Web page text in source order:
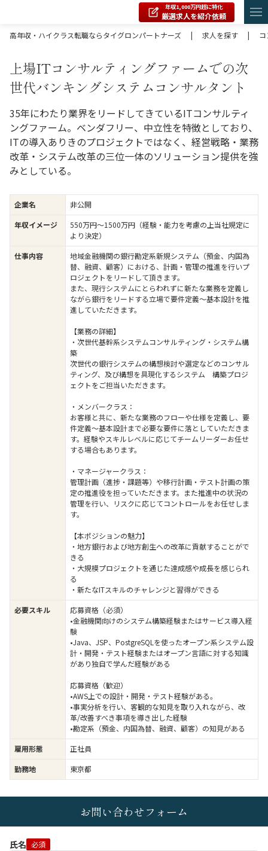
年収1,000万円超に特化
厳選求人を紹介依頼
高年収・ハイクラス転職ならタイグロンパートナーズ
| 求人を探す |
上場ITコンサルティングファームでの次
世代バンキングシステムコンサルタント
35年にわたり業界をリードしてきているITコンサルティ
ングファーム。ベンダフリー、中立性を特徴としており、
ITの導入ありきのプロジェクトではなく、経営戦略・業務
改革・システム改革の三位一体のソリューション提供を強
みとしている。
企業名
非公開
年収イメージ
550万円〜1500万円（経験・能力を考慮の上当社規定に
より決定）
仕事内容
地域金融機関の銀行勘定系新規システム（預金、内国為
替、融資、顧客）における、計画・管理の推進を行いプ
ロジェクトをリードして頂きます。
また、現行システムにとらわれずに新たな業務を定義し
ながら銀行をリードする立場で要件定義～基本設計を推
進していただきます。
【業務の詳細】
・次世代基幹系システムコンサルティング・システム構
築
次世代の銀行システムの構想検討や選定などのコンサル
ティング、及び構想を具現化するシステム 構築プロジ
ェクトをご担当いただきます。
・メンバークラス：
お客様と共に、新たな業務のフローや仕様を定義し、要
件定義～基本設計まで必要な要件に落としていただきま
す。経験やスキルレベルに応じてチームリーダーお任せ
する場合もあります。
・マネージャークラス：
管理計画（進捗・課題等）や移行計画・テスト計画の策
定の推進役を担っていただきます。また推進中の状況の
管理を行い、リスクに応じてコントロールをお任せしま
す。
【本ポジションの魅力】
・地方銀行および地方創生への改革に貢献することがで
きる
・大規模プロジェクトを通じた達成感や成長を感じられ
る
・新たなITスキルのチャレンジと習得ができる
必要スキル
応募資格（必須）
•金融機関向けのシステム構築経験またはサービス導入経
験
•Java、JSP、PostgreSQLを使ったオープン系システム設
計・開発・テスト経験またはオープン言語に対する知識
があり独自で学んだ経験がある
応募資格（歓迎）
•AWS上での設計・開発・テスト経験がある。
•事実分析を行い、客観的な知見を取り入れながら、改
革/改善すべき事項を導き出した経験
•勘定系（預金、内国為替、融資、顧客）の知見がある
雇用形態
正社員
勤務地
東京都
お問い合わせフォーム
氏名 必須